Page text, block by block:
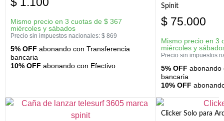
Mismo precio en 3 cuotas de $ 367
miércoles y sábados
Precio sin impuestos nacionales: $ 869
5% OFF abonando con Transferencia
bancaria
10% OFF abonando con Efectivo
Spinit
$ 75.000
Mismo precio en 3
miércoles y
Precio sin impuestos
5% OFF abonando
bancaria
10% OFF
Clicker Solo para